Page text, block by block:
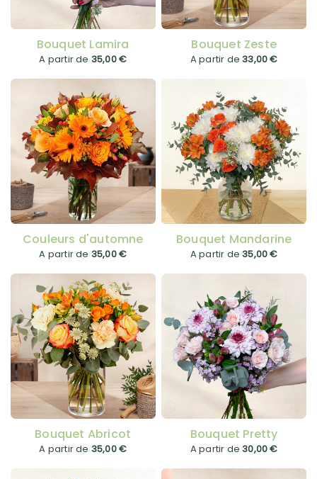
Bouquet Lamira
A partir de 35,00 €
Bouquet Zeste
A partir de33,00 €
Couleurs d'automne
A partir de 35,00 €
Bouquet Mandarine
A partir de35,00 €
Bouquet Abricot
A partir de 35,00 €
Bouquet Pretty
A partir de30,00 €